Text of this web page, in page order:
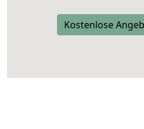
Kostenlose